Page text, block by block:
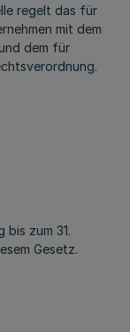
regelt das für
mit dem
dem für
zum 31.
Gesetz.